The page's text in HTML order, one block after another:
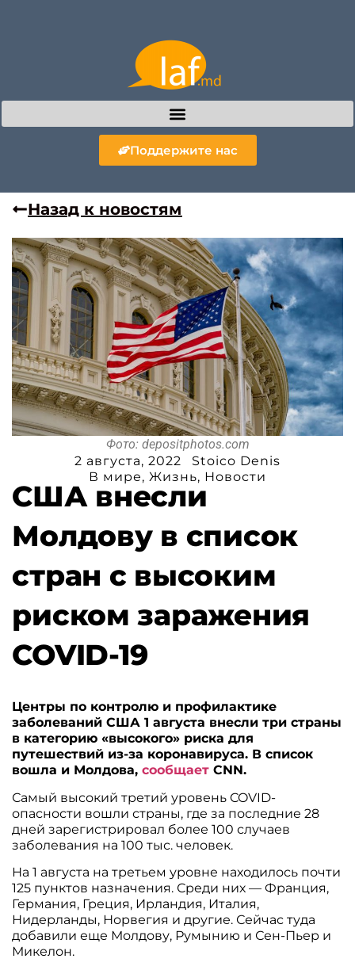
Поддержите нас
Назад к новостям
Фото: depositphotos.com
2 августа, 2022
Stoico Denis
В мире, Жизнь, Новости
США внесли
Молдову в список
стран с высоким
риском заражения
COVID-19
Центры по контролю и профилактике
заболеваний США 1 августа внесли три страны
в категорию «высокого» риска для
путешествий из-за коронавируса. В список
вошла и Молдова,сообщает CNN.
Самый высокий третий уровень COVID-
опасности вошли страны, где за последние 28
дней зарегистрировал более 100 случаев
заболевания на 100 тыс. человек.
На 1 августа на третьем уровне находилось почти
125 пунктов назначения. Среди них — Франция,
Германия, Греция, Ирландия, Италия,
Нидерланды, Норвегия и другие. Сейчас туда
добавили еще Молдову, Румынию и Сен-Пьер и
Микелон.